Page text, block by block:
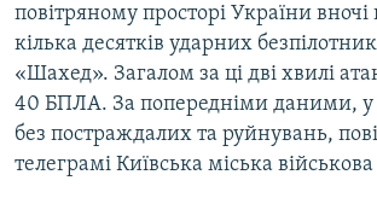
повітряному просторі України вночі
кілька десятків ударних
«Шахед». Загалом за ці дві хвилі
40 БПЛА. За попередніми даними, у
без постраждалих та руйнувань,
телеграмі Київська міська військова